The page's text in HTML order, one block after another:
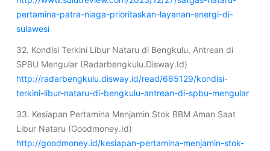
pertamina-patra-niaga-prioritaskan-layanan-energi-di-
sulawesi
32. Kondisi Terkini Libur Nataru di Bengkulu, Antrean di
SPBU Mengular (Radarbengkulu.Disway.Id)
http://radarbengkulu.disway.id/read/665129/kondisi-
terkini-libur-nataru-di-bengkulu-antrean-di-spbu-mengular
33. Kesiapan Pertamina Menjamin Stok BBM Aman Saat
Libur Nataru (Goodmoney.Id)
http://goodmoney.id/kesiapan-pertamina-menjamin-stok-